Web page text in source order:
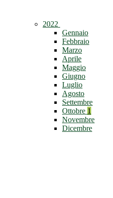
2022
Gennaio
Febbraio
Marzo
Aprile
Maggio
Giugno
Luglio
Agosto
Settembre
Ottobre 1
Novembre
Dicembre